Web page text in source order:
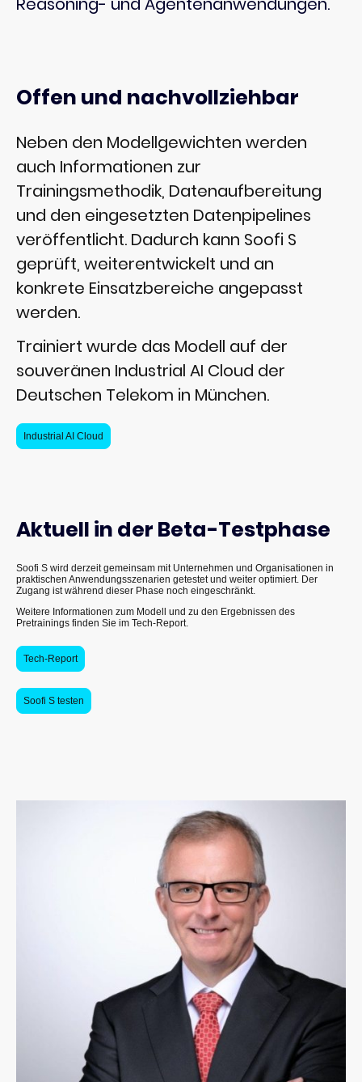
Offen und nachvollziehbar
Neben den Modellgewichten werden
auch Informationen zur
Trainingsmethodik, Datenaufbereitung
und den eingesetzten Datenpipelines
veröffentlicht. Dadurch kann Soofi S
geprüft, weiterentwickelt und an
konkrete Einsatzbereiche angepasst
werden.
Trainiert wurde das Modell auf der
souveränen Industrial AI Cloud der
Deutschen Telekom in München.
Industrial AI Cloud
Aktuell in der Beta-Testphase
Soofi S wird derzeit gemeinsam mit Unternehmen und Organisationen in
praktischen Anwendungsszenarien getestet und weiter optimiert. Der
Zugang ist während dieser Phase noch eingeschränkt.
Weitere Informationen zum Modell und zu den Ergebnissen des
Pretrainings finden Sie im Tech-Report.
Tech-Report
Soofi S testen